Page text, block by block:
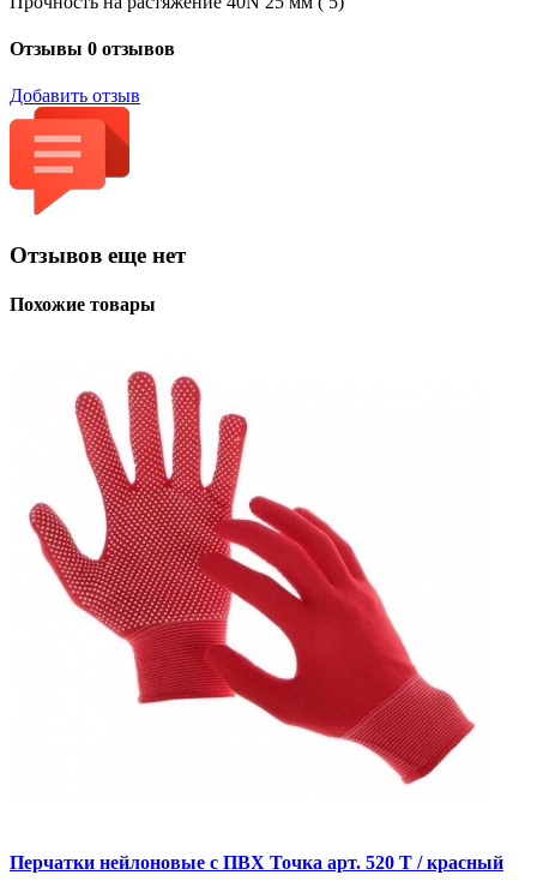
Отзывы 0 отзывов
Добавить отзыв
Отзывов еще нет
Похожие товары
Перчатки нейлоновые с ПВХ Точка арт. 520 Т / красный